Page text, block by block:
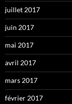
juillet 2017
juin 2017
mai 2017
avril 2017
mars 2017
février 2017